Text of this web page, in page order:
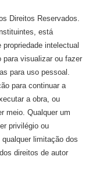
Direitos Reservados.
está
intelectual
para visualizar ou fazer
para uso pessoal.
para continuar a
a obra, ou
meio. Qualquer um
privilégio ou
limitação dos
direitos de autor